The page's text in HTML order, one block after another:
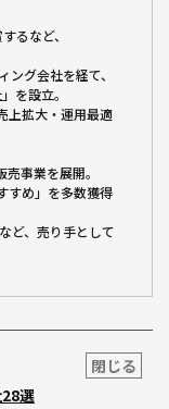
るなど、
グ会社を経て、
を設立。
上拡大・運用最適
事業を展開。
すめ」を多数獲得
ど、売り手として
閉じる
選